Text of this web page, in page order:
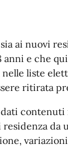
ai nuovi
anni e che
liste
ritirata
contenuti
da